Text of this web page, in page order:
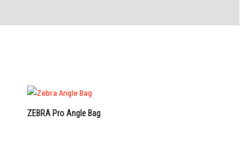
ZEBRA Pro Angle Bag